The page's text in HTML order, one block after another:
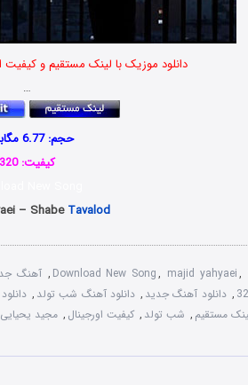
دانلود موزیک با لینک مستقیم و
…
حجم: 6.77 مگابایت
کیفیت: 320
– ShabeTavalod
Download New Song, majid yahyaei,
, آهنگ
, دانلود آهنگ جدید , دانلود آهنگ شب تولد ,
مستقیم , شب تولد , کیفیت اورجینال , مجید یحیایی